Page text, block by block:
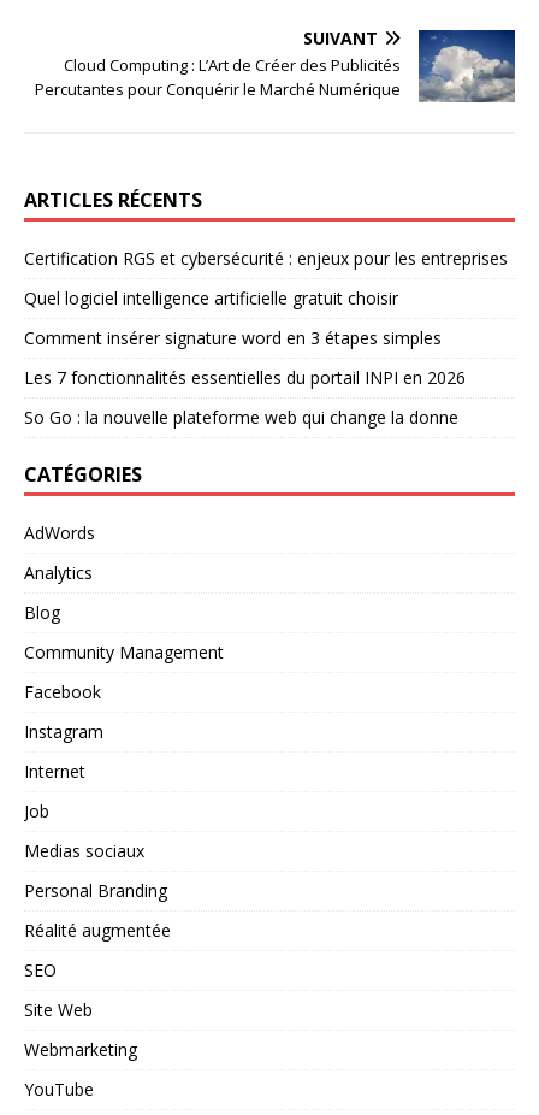
SUIVANT
Cloud Computing : L’Art de Créer des Publicités
Percutantes pour Conquérir le Marché Numérique
ARTICLES RÉCENTS
Certification RGS et cybersécurité : enjeux pour les entreprises
Quel logiciel intelligence artificielle gratuit choisir
Comment insérer signature word en 3 étapes simples
Les 7 fonctionnalités essentielles du portail INPI en 2026
So Go : la nouvelle plateforme web qui change la donne
CATÉGORIES
AdWords
Analytics
Blog
Community Management
Facebook
Instagram
Internet
Job
Medias sociaux
Personal Branding
Réalité augmentée
SEO
Site Web
Webmarketing
YouTube